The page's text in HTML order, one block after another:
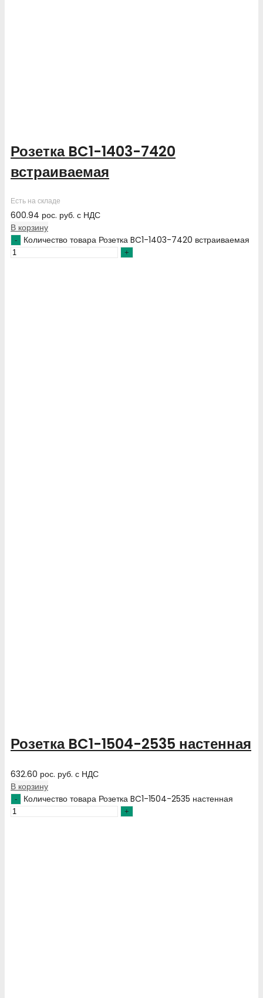
Розетка BC1-1403-7420
встраиваемая
Есть на складе
600.94 рос. руб. с НДС
В корзину
Количество товара Розетка BC1-1403-7420 встраиваемая
Розетка BC1-1504-2535 настенная
632.60 рос. руб. с НДС
В корзину
Количество товара Розетка BC1-1504-2535 настенная